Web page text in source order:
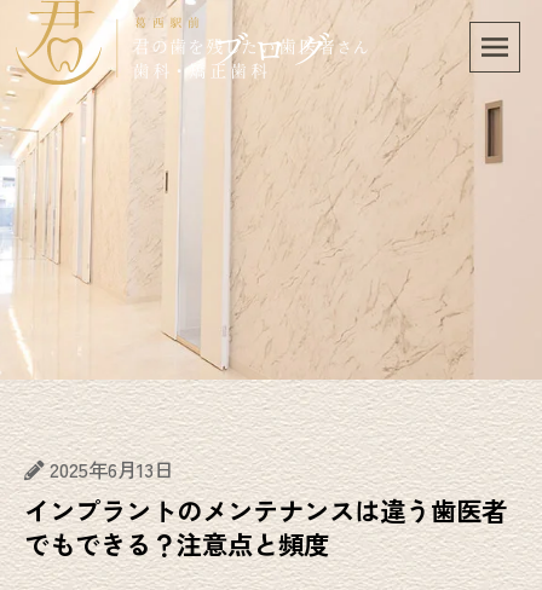
ブログ
2025年6月13日
インプラントのメンテナンスは違う歯医者
でもできる？注意点と頻度